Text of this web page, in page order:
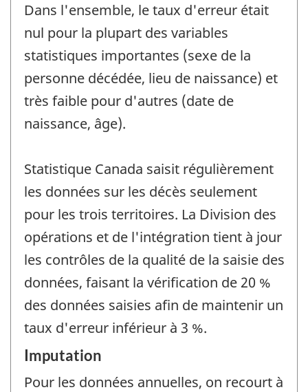
Dans l'ensemble, le taux d'erreur était
nul pour la plupart des variables
statistiques importantes (sexe de la
personne décédée, lieu de naissance) et
très faible pour d'autres (date de
naissance, âge).
Statistique Canada saisit régulièrement
les données sur les décès seulement
pour les trois territoires. La Division des
opérations et de l'intégration tient à jour
les contrôles de la qualité de la saisie des
données, faisant la vérification de 20 %
des données saisies afin de maintenir un
taux d'erreur inférieur à 3 %.
Imputation
Pour les données annuelles, on recourt à